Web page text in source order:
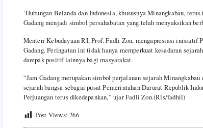
‘Hubungan Belanda dan Indonesia, khususnya Minangkabau,
Gadang menjadi simbol persahabatan yang telah menyaksikan
Menteri Kebudayaan RI, Prof. Fadli Zon, mengapresiasi inisiatif
Gadang. Peringatan ini tidak hanya memperkuat kesadaran
dampak positif lainnya bagi masyarakat.
“Jam Gadang merupakan simbol perjalanan sejarah
sejarah bangsa sebagai pusat Pemerintahan Darurat Republik
Perjuangan terus dikedepankan,” ujar Fadli Zon.(Rls/fadhil)
Post Views: 266